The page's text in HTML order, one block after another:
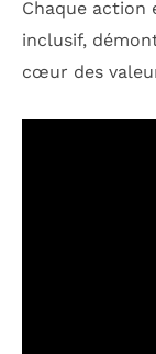
Chaque
inclusif,
cœur des